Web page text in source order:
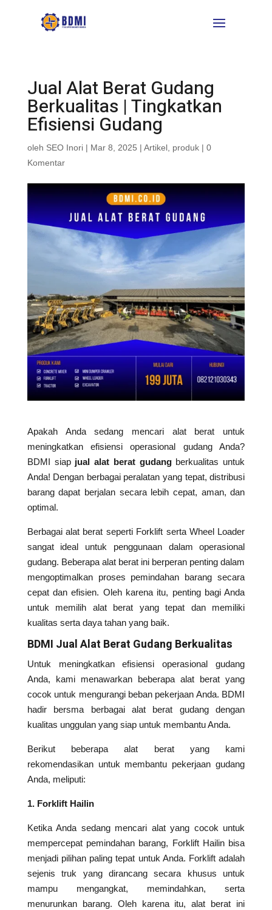
Jual Alat Berat Gudang
Berkualitas | Tingkatkan
Efisiensi Gudang
oleh SEO Inori| Mar 8, 2025 | Artikel, produk| 0
Komentar
Apakah Anda sedang mencari alat berat untuk
meningkatkan efisiensi operasional gudang Anda?
BDMI siap jual alat berat gudangberkualitas untuk
Anda! Dengan berbagai peralatan yang tepat, distribusi
barang dapat berjalan secara lebih cepat, aman, dan
optimal.
Berbagai alat berat seperti Forklift serta Wheel Loader
sangat ideal untuk penggunaan dalam operasional
gudang. Beberapa alat berat ini berperan penting dalam
mengoptimalkan proses pemindahan barang secara
cepat dan efisien. Oleh karena itu, penting bagi Anda
untuk memilih alat berat yang tepat dan memiliki
kualitas serta daya tahan yang baik.
BDMI Jual Alat Berat Gudang Berkualitas
Untuk meningkatkan efisiensi operasional gudang
Anda, kami menawarkan beberapa alat berat yang
cocok untuk mengurangi beban pekerjaan Anda. BDMI
hadir bersma berbagai alat berat gudang dengan
kualitas unggulan yang siap untuk membantu Anda.
Berikut beberapa alat berat yang kami
rekomendasikan untuk membantu pekerjaan gudang
Anda, meliputi:
1. Forklift Hailin
Ketika Anda sedang mencari alat yang cocok untuk
mempercepat pemindahan barang, Forklift Hailin bisa
menjadi pilihan paling tepat untuk Anda. Forklift adalah
sejenis truk yang dirancang secara khusus untuk
mampu mengangkat, memindahkan, serta
menurunkan barang. Oleh karena itu, alat berat ini